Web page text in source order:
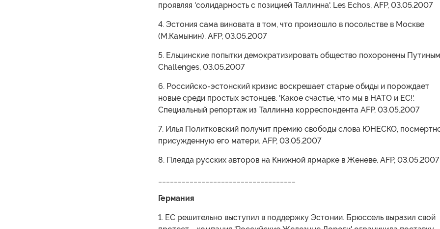
проявляя 'солидарность с позицией Таллинна'. Les Echos, AFP, 03.05.2007
4. Эстония сама виновата в том, что произошло в посольстве в Москве
(М.Камынин). AFP, 03.05.2007
5. Ельцинские попытки демократизировать общество похоронены
Challenges, 03.05.2007
6. Российско-эстонский кризис воскрешает старые обиды и порождает
новые среди простых эстонцев. 'Какое счастье, что мы в НАТО и ЕС!'.
Специальный репортаж из Таллинна корреспондента AFP, 03.05.2007
7. Илья Политковский получит премию свободы слова ЮНЕСКО,
присужденную его матери. AFP, 03.05.2007
8. Плеяда русских авторов на Книжной ярмарке в Женеве. AFP, 03.05.2007
Германия
1. ЕС решительно выступил в поддержку Эстонии. Брюссель выразил свой